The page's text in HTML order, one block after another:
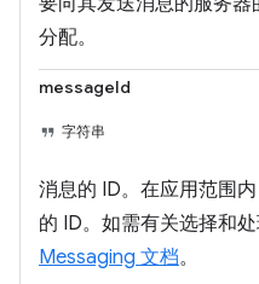
分配。
messageId
字符串
消息的 ID。在应用范围
的 ID。如需有关选择和
Messaging 文档。